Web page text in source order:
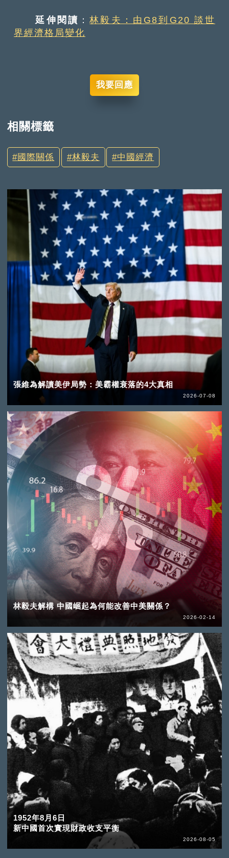
延伸閱讀 ：林毅夫：由G8到G20 談世
界經濟格局變化
我要回應
相關標籤
國際關係 林毅夫 中國經濟
張維為解讀美伊局勢：美霸權衰落的4大真相
2026-07-08
林毅夫解構 中國崛起為何能改善中美關係？
2026-02-14
1952年8月6日
新中國首次實現財政收支平衡
2026-08-05